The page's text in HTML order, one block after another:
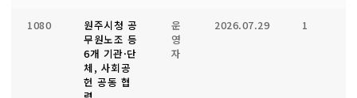
1080
원주시청 공
무원노조 등
6개 기관·단
체, 사회공
헌 공동 협
운
영
자
2026.07.29 1